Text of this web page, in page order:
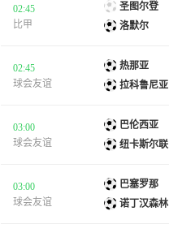
02:45
比甲
圣图尔登
洛默尔
02:45
球会友谊
热那亚
拉科鲁尼亚
03:00
球会友谊
巴伦西亚
纽卡斯尔联
03:00
球会友谊
巴塞罗那
诺丁汉森林